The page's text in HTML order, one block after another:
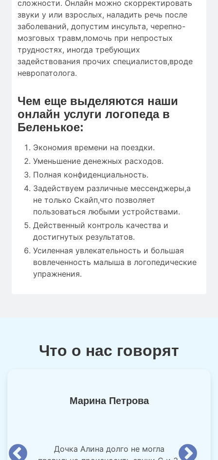
сложности. Онлайн можно скорректировать
звуки у или взрослых, наладить речь после
заболеваний, допустим инсульта, черепно-
мозговых травм,помочь при непростых
трудностях, иногда требующих
задействования прочих специалистов,вроде
невропатолога.
Чем еще выделяются наши
онлайн услуги логопеда в
Беленькое:
Экономия времени на поездки.
Уменьшение денежных расходов.
Полная конфиденциальность.
Задействуем различные мессенджеры,а
не только Скайп,что позволяет
пользоваться любыми устройствами.
Действенный контроль качества и
достигнутых результатов.
Усиленная увлекательность и большая
вовлеченность малыша в логопедические
упражнения.
Что о нас говорят
Марина Петрова
Дочка Алина долго не могла